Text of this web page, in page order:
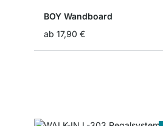
BOY Wandboard
ab 17,90 €